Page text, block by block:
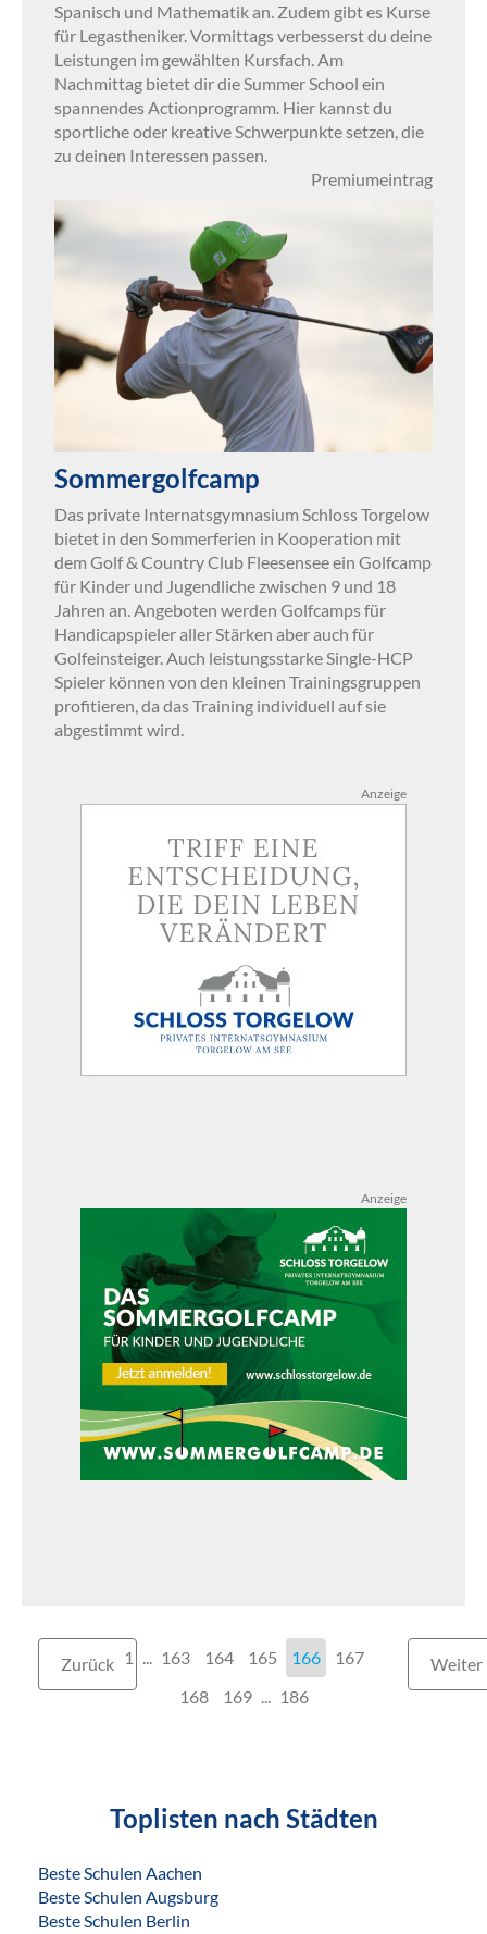
Spanisch und Mathematik an. Zudem gibt es Kurse
für Legastheniker. Vormittags verbesserst du deine
Leistungen im gewählten Kursfach. Am
Nachmittag bietet dir die Summer School ein
spannendes Actionprogramm. Hier kannst du
sportliche oder kreative Schwerpunkte setzen, die
zu deinen Interessen passen.
Premiumeintrag
Sommergolfcamp
Das private Internatsgymnasium Schloss Torgelow
bietet in den Sommerferien in Kooperation mit
dem Golf & Country Club Fleesensee ein Golfcamp
für Kinder und Jugendliche zwischen 9 und 18
Jahren an. Angeboten werden Golfcamps für
Handicapspieler aller Stärken aber auch für
Golfeinsteiger. Auch leistungsstarke Single-HCP
Spieler können von den kleinen Trainingsgruppen
profitieren, da das Training individuell auf sie
abgestimmt wird.
Anzeige
Anzeige
Zurück 1 ... 163 164 165 166
167
168
169 ... 186
Weiter
Toplisten nach Städten
Beste Schulen Aachen
Beste Schulen Augsburg
Beste Schulen Berlin